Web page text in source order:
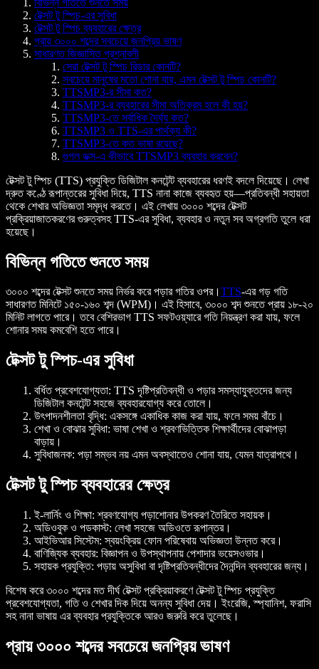
টেক্সট টু স্পিচ-এর সুবিধা
টেক্সট টু স্পিচ ব্যবহারের ক্ষেত্র
প্রায় ৩০০০ শব্দের সবচেয়ে জনপ্রিয় ভাষণ
সাধারণত জিজ্ঞাসিত প্রশ্নাবলী
সেরা টেক্সট টু স্পিচ রিডার কোনটি?
সবচেয়ে মানুষের মতো শোনা যায়, এমন টেক্সট টু স্পিচ কোনটি?
TTSMP3-র সীমা কত?
TTSMP3-র ব্যবহারের সীমা অতিক্রম হলে কী হয়?
TTSMP3-তে সর্বাধিক দৈর্ঘ্য কত?
TTSMP3 ও TTS-এর পার্থক্য কী?
TTSMP3-তে কত ভাষা রয়েছে?
গুগল ডক্স-এ কীভাবে TTSMP3 ব্যবহার করবেন?
টেক্সট টু স্পিচ (TTS) প্রযুক্তি ডিজিটাল কনটেন্ট ব্যবহারের ধরণই বদলে দিয়েছে। লেখা
দ্রুত কণ্ঠে রূপান্তরের সুবিধা দিয়ে, TTS নানা কাজে ব্যবহৃত হয়—প্রতিবন্ধী সহায়তা
থেকে শেখার অভিজ্ঞতা সমৃদ্ধ করতে। এই লেখায় ৩০০০ শব্দের টেক্সট
প্রক্রিয়াজাতকরণের গুরুত্বসহ TTS-এর সুবিধা, ব্যবহার ও নতুন সব অগ্রগতি তুলে ধরা
হয়েছে।
বিভিন্ন গতিতে শুনতে সময়
৩০০০ শব্দের টেক্সট শুনতে সময় নির্ভর করে পড়ার গতির ওপর। TTS-এর গড় গতি
সাধারণত মিনিটে ১৫০-১৬০ শব্দ (WPM)। এই হিসাবে, ৩০০০ শব্দ শুনতে প্রায় ১৮-২০
মিনিট লাগতে পারে। তবে বেশিরভাগ TTS সফটওয়্যারে গতি নিয়ন্ত্রণ করা যায়, ফলে
শোনার সময় কমবেশি হতে পারে।
টেক্সট টু স্পিচ-এর সুবিধা
বর্ধিত প্রবেশযোগ্যতা: TTS দৃষ্টিপ্রতিবন্ধী ও পড়ার সমস্যাযুক্তদের জন্য
ডিজিটাল কনটেন্ট সহজে ব্যবহারযোগ্য করে তোলে।
উৎপাদনশীলতা বৃদ্ধি: একসঙ্গে একাধিক কাজ করা যায়, ফলে সময় বাঁচে।
শেখা ও বোঝার সুবিধা: ভাষা শেখা ও শ্রবণভিত্তিক শিক্ষার্থীদের বোঝাপড়া
বাড়ায়।
সুবিধাজনক: পড়া সম্ভব নয় এমন অবস্থাতেও শোনা যায়, যেমন যাত্রাপথে।
টেক্সট টু স্পিচ ব্যবহারের ক্ষেত্র
ই-লার্নিং ও শিক্ষা: শ্রবণযোগ্য পড়াশোনার উপকরণ তৈরিতে সহায়ক।
অডিওবুক ও পডকাস্ট: লেখা সহজে অডিওতে রূপান্তর।
আইভিআর সিস্টেম: স্বয়ংক্রিয় ফোন পরিষেবায় অভিজ্ঞতা উন্নত করে।
বাণিজ্যিক ব্যবহার: বিজ্ঞাপন ও উপস্থাপনায় পেশাদার ভয়েসওভার।
সহায়ক প্রযুক্তি: পড়ায় অসুবিধা বা দৃষ্টিপ্রতিবন্ধীদের দৈনন্দিন ব্যবহারের জন্য।
বিশেষ করে ৩০০০ শব্দের মত দীর্ঘ টেক্সট প্রক্রিয়াকরণে টেক্সট টু স্পিচ প্রযুক্তি
প্রবেশযোগ্যতা, গতি ও শেখার দিক দিয়ে অনন্য সুবিধা দেয়। ইংরেজি, স্প্যানিশ, ফরাসি
সহ নানা ভাষায় এর ব্যবহার প্রযুক্তিকে আরও জরুরি করে তুলেছে।
প্রায় ৩০০০ শব্দের সবচেয়ে জনপ্রিয় ভাষণ